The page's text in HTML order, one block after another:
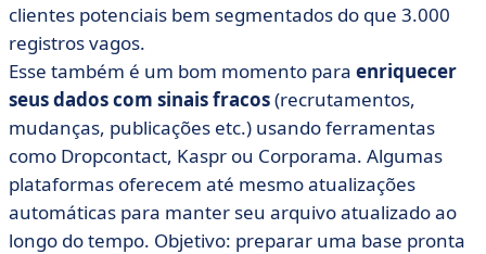
clientes potenciais bem segmentados do que 3.000
registros vagos.
Esse também é um bom momento para enriquecer
seus dados com sinais fracos(recrutamentos,
mudanças, publicações etc.) usando ferramentas
como Dropcontact, Kaspr ou Corporama. Algumas
plataformas oferecem até mesmo atualizações
automáticas para manter seu arquivo atualizado ao
longo do tempo. Objetivo: preparar uma base pronta